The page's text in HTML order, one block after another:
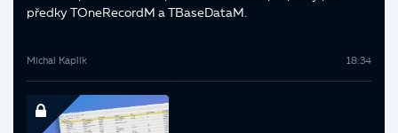
předky TOneRecordM a TBaseDataM.
Michal Kaplík 18:34